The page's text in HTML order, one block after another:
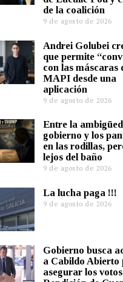
de la coalición
9 de agosto de 2026
Andrei Golubei
que permite
con las máscaras
MAPI desde una
aplicación
9 de agosto de 2026
Entre la
gobierno y los
en las rodillas,
lejos del baño
9 de agosto de 2026
La lucha paga !!!
9 de agosto de 2026
Gobierno busca
a Cabildo Abierto
asegurar los